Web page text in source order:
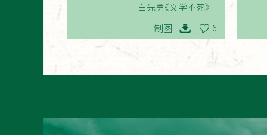
白先勇《文学不死》
制图 6